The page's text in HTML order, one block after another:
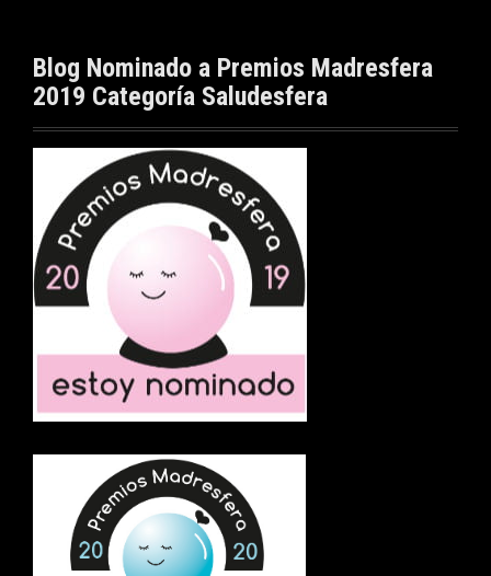
Blog Nominado a Premios Madresfera
2019 Categoría Saludesfera